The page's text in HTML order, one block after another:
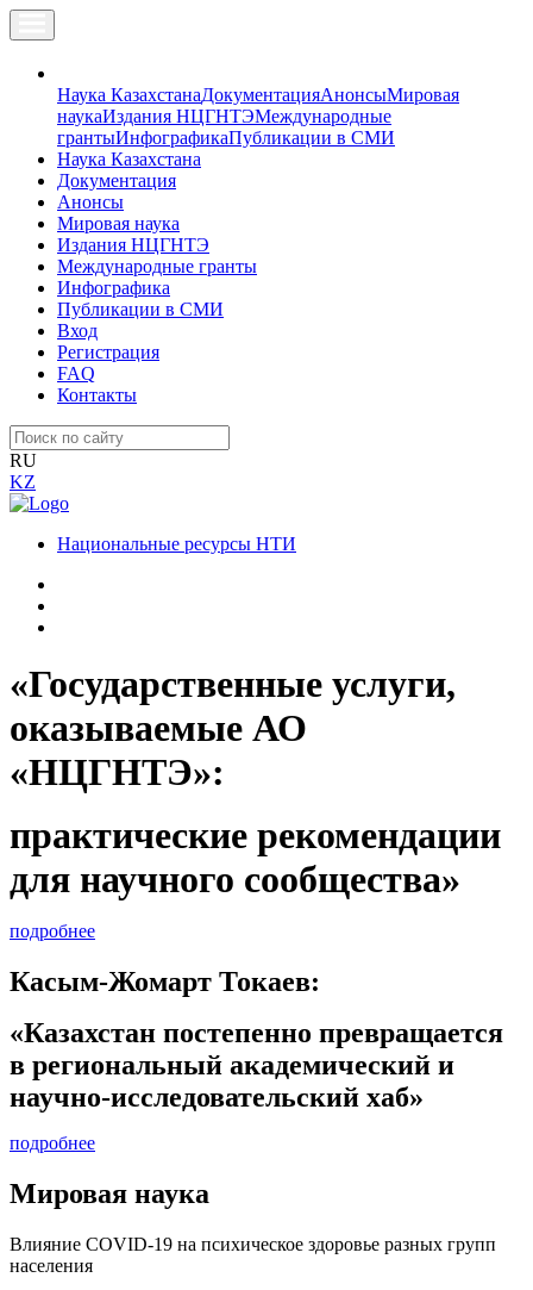
Наука КазахстанаДокументацияАнонсыМировая
наукаИздания НЦГНТЭМеждународные
грантыИнфографикаПубликации в СМИ
Наука Казахстана
Документация
Анонсы
Мировая наука
Издания НЦГНТЭ
Международные гранты
Инфографика
Публикации в СМИ
Вход
Регистрация
FAQ
Контакты
RU
KZ
Национальные ресурсы НТИ
«Государственные услуги,
оказываемые АО
«НЦГНТЭ»:
практические рекомендации
для научного сообщества»
подробнее
Касым-Жомарт Токаев:
«Казахстан постепенно превращается
в региональный академический и
научно-исследовательский хаб»
подробнее
Мировая наука
Влияние COVID-19 на психическое здоровье разных групп
населения